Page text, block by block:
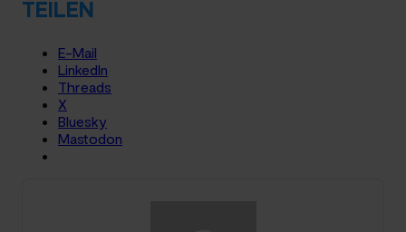
TEILEN
E-Mail
LinkedIn
Threads
X
Bluesky
Mastodon